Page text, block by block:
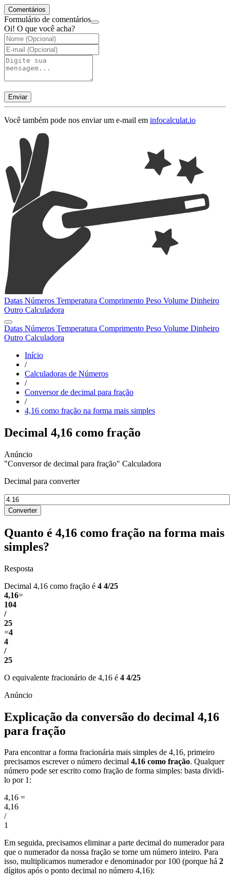
Comentários
Formulário de comentários
Oi! O que você acha?
Enviar
Você também pode nos enviar um e-mail em infocalculat.io
Datas Números Temperatura Comprimento Peso Volume Dinheiro
Outro Calculadora
Datas Números Temperatura Comprimento Peso Volume Dinheiro
Outro Calculadora
Início
/
Calculadoras de Números
/
Conversor de decimal para fração
/
4,16 como fração na forma mais simples
Decimal 4,16 como fração
"Conversor de decimal para fração" Calculadora
Decimal para converter
Converter
Quanto é 4,16 como fração na forma mais
simples?
Resposta
Decimal 4,16 como fração é 4 4/25
4,16=
104
/
25
=4
4
/
25
O equivalente fracionário de 4,16 é 4 4/25
Explicação da conversão do decimal 4,16
para fração
Para encontrar a forma fracionária mais simples de 4,16, primeiro
precisamos escrever o número decimal 4,16 como fração. Qualquer
número pode ser escrito como fração de forma simples: basta dividi-
lo por 1:
4,16 =
4,16
/
1
Em seguida, precisamos eliminar a parte decimal do numerador para
que o numerador da nossa fração se torne um número inteiro. Para
isso, multiplicamos numerador e denominador por 100 (porque há 2
dígitos após o ponto decimal no número 4,16):